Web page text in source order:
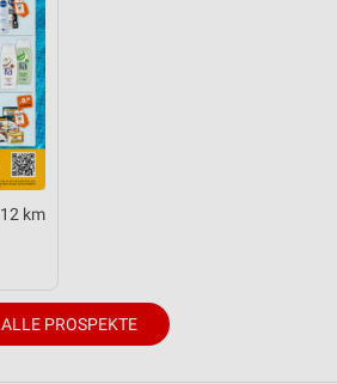
12 km
ALLE PROSPEKTE